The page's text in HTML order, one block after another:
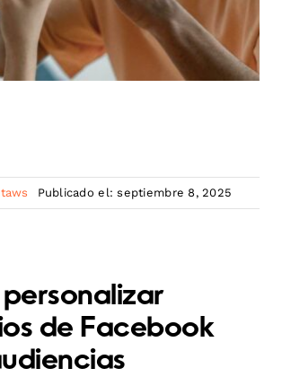
Publicado el: septiembre 8, 2025
de Facebook